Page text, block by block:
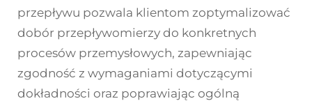
przepływu pozwala klientom zoptymalizować
dobór przepływomierzy do konkretnych
procesów przemysłowych, zapewniając
zgodność z wymaganiami dotyczącymi
dokładności oraz poprawiając ogólną